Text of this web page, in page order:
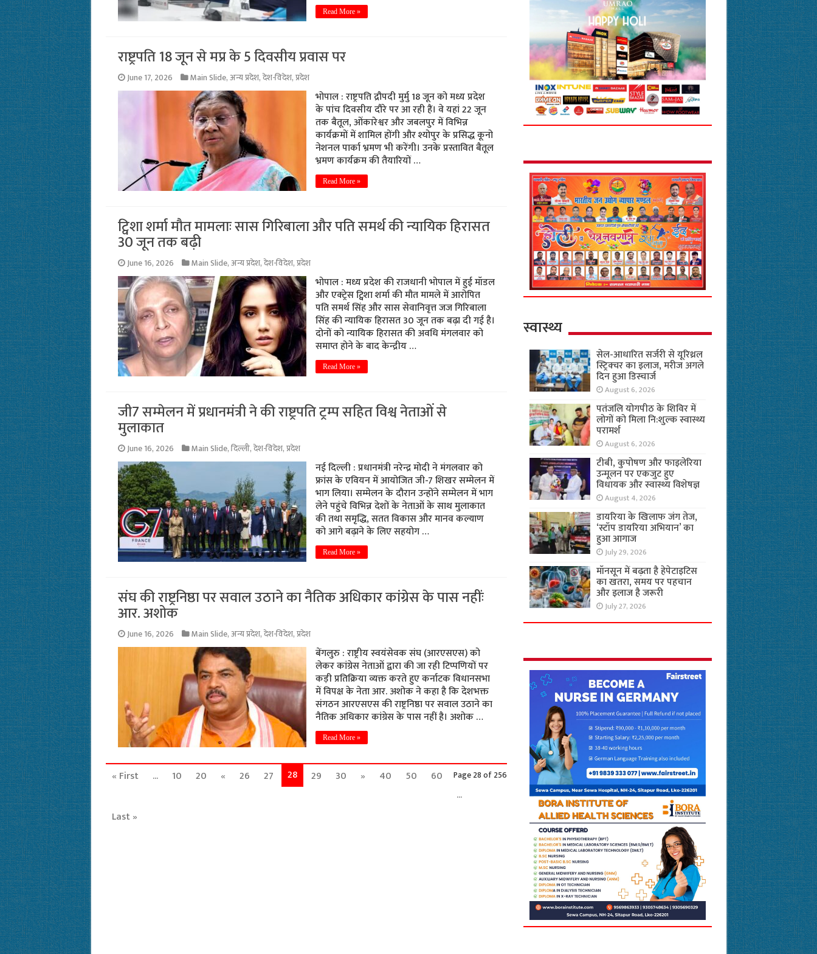
Read More »
राष्ट्रपति 18 जून से मप्र के 5 दिवसीय प्रवास पर
June 17, 2026 Main Slide,अन्य प्रदेश,देश-विदेश,प्रदेश
भोपाल : राष्ट्रपति द्रौपदी मुर्मु 18 जून को मध्य प्रदेश
के पांच दिवसीय दौरे पर आ रही हैं। वे यहां 22 जून
तक बैतूल, ओंकारेश्वर और जबलपुर में विभिन्न
कार्यक्रमों में शामिल होंगी और श्योपुर के प्रसिद्ध कूनो
नेशनल पार्का भ्रमण भी करेंगी। उनके प्रस्तावित बैतूल
भ्रमण कार्यक्रम की तैयारियों …
Read More »
ट्विशा शर्मा मौत मामलाः सास गिरिबाला और पति समर्थ की न्यायिक हिरासत
30 जून तक बढ़ी
June 16, 2026 Main Slide,अन्य प्रदेश,देश-विदेश,प्रदेश
भोपाल : मध्य प्रदेश की राजधानी भोपाल में हुई मॉडल
और एक्ट्रेस ट्विशा शर्मा की मौत मामले में आरोपित
पति समर्थ सिंह और सास सेवानिवृत्त जज गिरिबाला
सिंह की न्यायिक हिरासत 30 जून तक बढ़ा दी गई है।
दोनों को न्यायिक हिरासत की अवधि मंगलवार को
समाप्त होने के बाद केन्द्रीय …
Read More »
जी7 सम्मेलन में प्रधानमंत्री ने की राष्ट्रपति ट्रम्प सहित विश्व नेताओं से
मुलाकात
June 16, 2026 Main Slide,दिल्ली,देश-विदेश,प्रदेश
नई दिल्ली : प्रधानमंत्री नरेन्द्र मोदी ने मंगलवार को
फ्रांस के एवियन में आयोजित जी-7 शिखर सम्मेलन में
भाग लिया। सम्मेलन के दौरान उन्होंने सम्मेलन में भाग
लेने पहुंचे विभिन्न देशों के नेताओं के साथ मुलाकात
की तथा समृद्धि, सतत विकास और मानव कल्याण
को आगे बढ़ाने के लिए सहयोग …
Read More »
संघ की राष्ट्रनिष्ठा पर सवाल उठाने का नैतिक अधिकार कांग्रेस के पास नहींः
आर. अशोक
June 16, 2026 Main Slide,अन्य प्रदेश,देश-विदेश,प्रदेश
बेंगलुरु : राष्ट्रीय स्वयंसेवक संघ (आरएसएस) को
लेकर कांग्रेस नेताओं द्वारा की जा रही टिप्पणियों पर
कड़ी प्रतिक्रिया व्यक्त करते हुए कर्नाटक विधानसभा
में विपक्ष के नेता आर. अशोक ने कहा है कि देशभक्त
संगठन आरएसएस की राष्ट्रनिष्ठा पर सवाल उठाने का
नैतिक अधिकार कांग्रेस के पास नहीं है। अशोक …
Read More »
Page 28 of 256
« First ... 10 20 « 26 27 28 29 30 » 40 50
60
...
Last »
स्वास्थ्य
सेल-आधारित सर्जरी से यूरिथ्रल
स्ट्रिक्चर का इलाज, मरीज अगले
दिन हुआ डिस्चार्ज
August 6, 2026
पतंजलि योगपीठ के शिविर में
लोगों को मिला नि:शुल्क स्वास्थ्य
परामर्श
August 6, 2026
टीबी, कुपोषण और फाइलेरिया
उन्मूलन पर एकजुट हुए
विधायक और स्वास्थ्य विशेषज्ञ
August 4, 2026
डायरिया के खिलाफ जंग तेज,
‘स्टॉप डायरिया अभियान’ का
हुआ आगाज
July 29, 2026
मॉनसून में बढ़ता है हेपेटाइटिस
का खतरा, समय पर पहचान
और इलाज है जरूरी
July 27, 2026